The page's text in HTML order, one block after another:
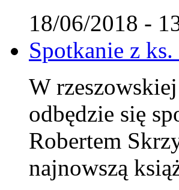
18/06/2018 -
Spotkanie z
W
odbędzie się
Robertem
najnowszą